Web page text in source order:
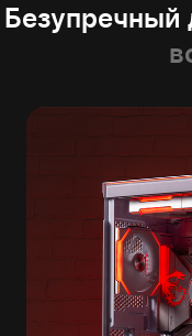
Безупречный